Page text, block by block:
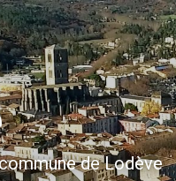
de Lodève